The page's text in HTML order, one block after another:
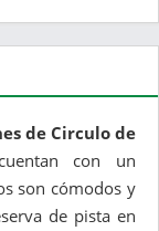
de Circulo de
con un
son cómodos y
de pista en